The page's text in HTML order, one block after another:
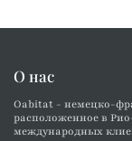
О нас
Oabitat - немецко-
расположенное в
международных